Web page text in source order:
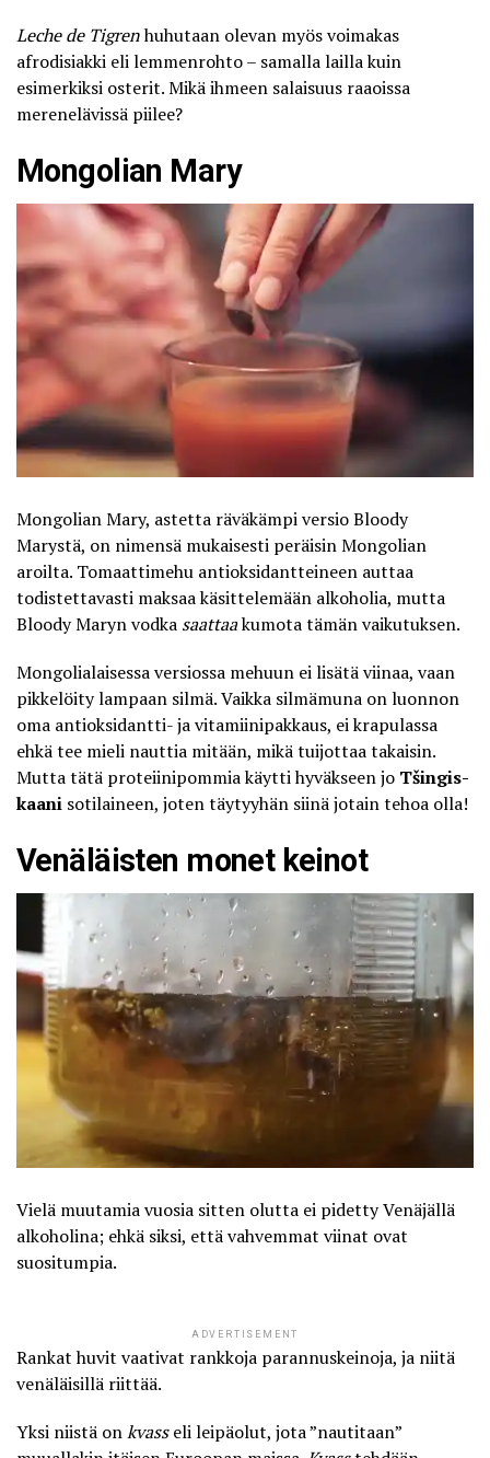
Leche de Tigrenhuhutaan olevan myös voimakas
afrodisiakki eli lemmenrohto – samalla lailla kuin
esimerkiksi osterit. Mikä ihmeen salaisuus raaoissa
merenelävissä piilee?
Mongolian Mary
Mongolian Mary, astetta räväkämpi versio Bloody
Marystä, on nimensä mukaisesti peräisin Mongolian
aroilta. Tomaattimehu antioksidantteineen auttaa
todistettavasti maksaa käsittelemään alkoholia, mutta
Bloody Maryn vodka saattaakumota tämän vaikutuksen.
Mongolialaisessa versiossa mehuun ei lisätä viinaa, vaan
pikkelöity lampaan silmä. Vaikka silmämuna on luonnon
oma antioksidantti- ja vitamiinipakkaus, ei krapulassa
ehkä tee mieli nauttia mitään, mikä tuijottaa takaisin.
Mutta tätä proteiinipommia käytti hyväkseen jo Tšingis-
kaani sotilaineen, joten täytyyhän siinä jotain tehoa olla!
Venäläisten monet keinot
Vielä muutamia vuosia sitten olutta ei pidetty Venäjällä
alkoholina; ehkä siksi, että vahvemmat viinat ovat
suositumpia.
ADVERTISEMENT
Rankat huvit vaativat rankkoja parannuskeinoja, ja niitä
venäläisillä riittää.
Yksi niistä onkvasseli leipäolut, jota ”nautitaan”